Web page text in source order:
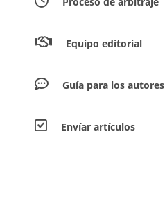
Equipo editorial
Guía para los autores
Envíar artículos